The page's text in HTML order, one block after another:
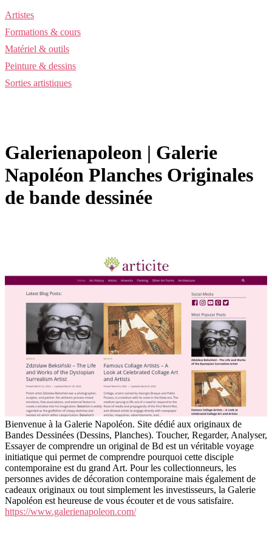
Artistes
Formations & cours
Matériel & outils
Peinture & dessins
Sorties artistiques
Galerienapo­leon | Galerie
Napoléon Planches Originales
de bande dessinée
Bienvenue à la Galerie Napoléon. Site dédié aux originaux de
Bandes Dessinées (Dessins, Planches). Toucher, Regarder, Analyser,
Essayer de comprendre un original de Bd est un véritable voyage
initiatique qui permet de comprendre pourquoi cette disciple
contemporaine est du grand Art. Pour les collectionneurs, les
personnes avides de décoration contemporaine mais également de
cadeaux originaux ou tout simplement les investisseurs, la Galerie
Napoléon est heureuse de vous écouter et de vous satisfaire.
https://www.galerienapoleon.com/